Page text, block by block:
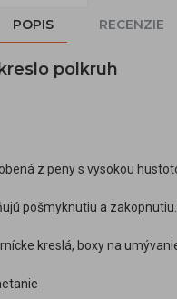
POPIS RECENZIE
polkruh
z peny s vysokou
pošmyknutiu a
kreslá, boxy na